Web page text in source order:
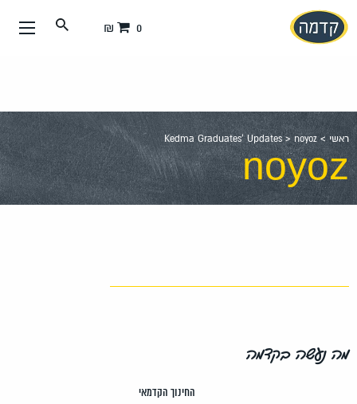
עבור
אל
0 ₪
ראשי >
Kedma Graduates' Updates>noyoz
noyoz
מה נעשה בקדמה
החינוך הקדמאי